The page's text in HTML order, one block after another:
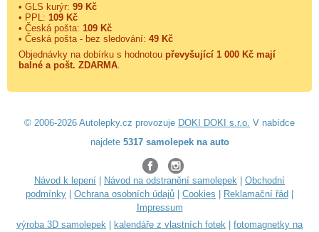
• GLS kurýr: 99 Kč
• PPL: 109 Kč
• Česká pošta: 109 Kč
• Česká pošta - bez sledování: 49 Kč
Objednávky na dobírku s hodnotou převyšující 1 000 Kč mají
balné a pošt. ZDARMA
© 2006-2026 Autolepky.cz provozuje DOKI DOKI s.r.o. V nabídce
najdete 5317 samolepek na auto
Návod k lepení Návod na odstranění samolepek
Obchodní
podmínky
Ochrana osobních údajů Cookies Reklamační řád
Impressum
výroba 3D samolepek
kalendáře z vlastních fotek
fotomagnetky na